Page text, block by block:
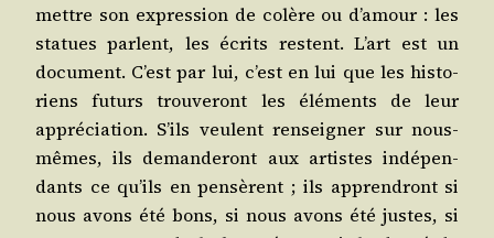
mettre son expres­sion de colère ou d’amour : les
sta­tues parlent, les écrits res­tent. L’art est un
docu­ment. C’est par lui, c’est en lui que les his­to­
riens futurs trou­ve­ront les élé­ments de leur
appré­cia­tion. S’ils veulent ren­sei­gner sur nous-
mêmes, ils deman­de­ront aux artistes indé­pen­
dants ce qu’ils en pen­sèrent ; ils appren­dront si
nous avons été bons, si nous avons été justes, si